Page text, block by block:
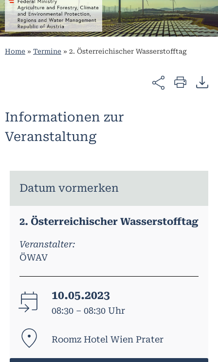
Home » Termine » 2. Österreichischer Wasserstofftag
Informationen zur
Veranstaltung
Datum vormerken
2. Österreichischer Wasserstofftag
Veranstalter:
ÖWAV
10.05.2023
08:30 – 08:30 Uhr
Roomz Hotel Wien Prater